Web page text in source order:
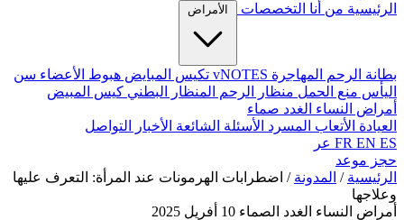
الرئيسية من أنا التخصصات الأمراض
بطانة الرحم المهاجرة vNOTES تكيس المبايض هبوط الأعضاء سن
اليأس منع الحمل منظار الرحم المنظار البطني كيس المبيض
أمراض النساء الغدد صماء
العيادة الأتعاب المسرد الأسئلة الشائعة الأخبار
التواصل
FR EN ES
عر
حجز موعد
الرئيسية / المدونة / اضطرابات الهرمونات عند المرأة: التعرف عليها
وعلاجها
أمراض النساء الغدد الصماء 10 أفريل 2025